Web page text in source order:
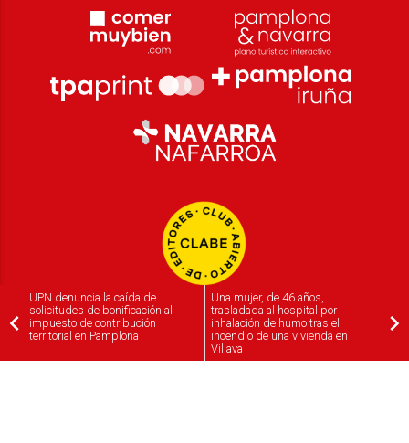
UPN denuncia la caída de
solicitudes de bonificación al
impuesto de contribución
territorial en Pamplona
Una mujer, de 46 años,
trasladada al hospital por
inhalación de humo tras el
incendio de una vivienda en
Villava